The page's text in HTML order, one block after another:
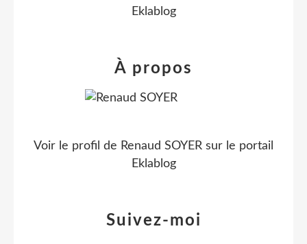
Eklablog
Suivez-moi
À propos
Voir le profil de Renaud SOYER sur le portail
Eklablog